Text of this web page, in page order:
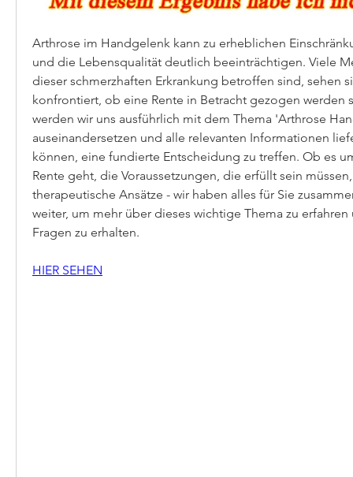
Arthrose im Handgelenk kann zu erheblichen
und die Lebensqualität deutlich beeinträchtigen. Viele
dieser schmerzhaften Erkrankung betroffen sind, sehen
konfrontiert, ob eine Rente in Betracht gezogen werden
werden wir uns ausführlich mit dem Thema 'Arthrose
auseinandersetzen und alle relevanten Informationen
können, eine fundierte Entscheidung zu treffen. Ob es
Rente geht, die Voraussetzungen, die erfüllt sein
therapeutische Ansätze - wir haben alles für Sie
weiter, um mehr über dieses wichtige Thema zu
Fragen zu erhalten.
HIER SEHEN